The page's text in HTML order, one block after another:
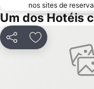
nos sites de
Um dos Hotéis
PartilharAdicionar